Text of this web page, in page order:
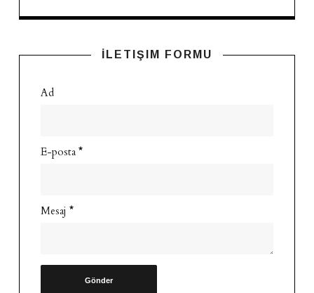
İLETIŞIM FORMU
Ad
E-posta *
Mesaj *